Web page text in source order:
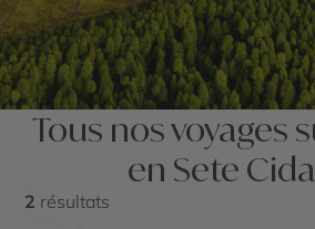
Tous nos voyages
en Sete
2 résultats